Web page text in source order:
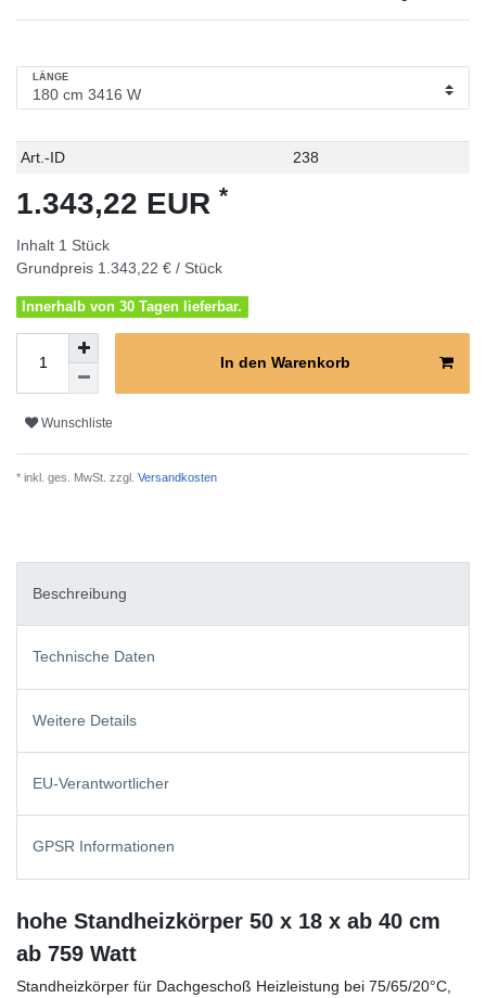
LÄNGE
Technisches
Wert
Art.-ID 238
1.343,22 EUR *
Inhalt 1 Stück
Grundpreis 1.343,22 € / Stück
Innerhalb von 30 Tagen lieferbar.
In den Warenkorb
Wunschliste
* inkl. ges. MwSt. zzgl. Versandkosten
Beschreibung
Technische Daten
Weitere Details
EU-Verantwortlicher
GPSR Informationen
hohe Standheizkörper 50 x 18 x ab 40 cm
ab 759 Watt
Standheizkörper für Dachgeschoß Heizleistung bei 75/65/20°C,